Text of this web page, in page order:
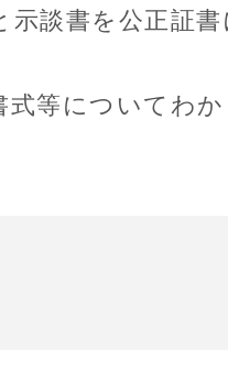
談書を公正証
式等についてわ